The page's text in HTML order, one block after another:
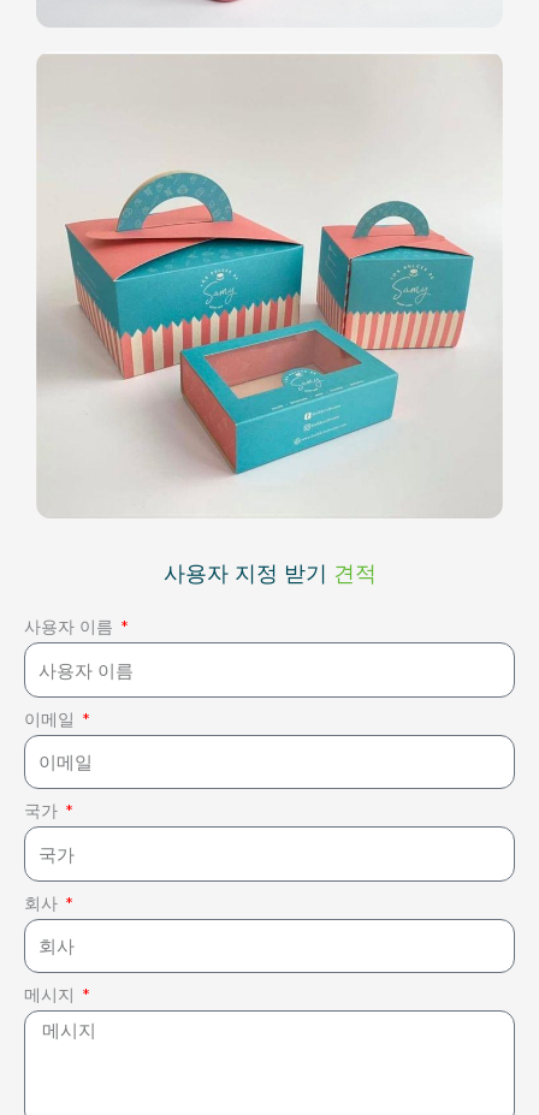
사용자 지정 받기 견적
사용자 이름
이메일
국가
회사
메시지